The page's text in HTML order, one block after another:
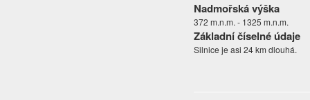
Nadmořská výška
372 m.n.m. - 1325 m.n.m.
Základní číselné údaje
Silnice je asi 24 km dlouhá.